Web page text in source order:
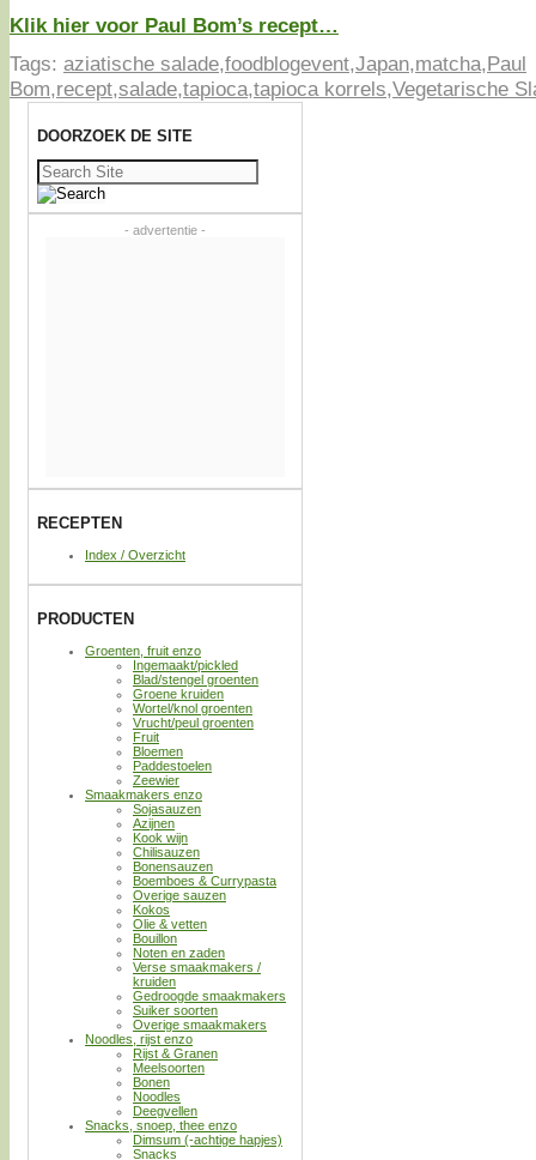
Klik hier voor Paul Bom’s recept…
Tags: aziatische salade,foodblogevent,Japan,matcha,Paul
Bom,recept,salade,tapioca,tapioca korrels,Vegetarische
DOORZOEK DE SITE
Zoeken
naar:
- advertentie -
RECEPTEN
Index / Overzicht
PRODUCTEN
Groenten, fruit enzo
Ingemaakt/pickled
Blad/stengel groenten
Groene kruiden
Wortel/knol groenten
Vrucht/peul groenten
Fruit
Bloemen
Paddestoelen
Zeewier
Smaakmakers enzo
Sojasauzen
Azijnen
Kook wijn
Chilisauzen
Bonensauzen
Boemboes & Currypasta
Overige sauzen
Kokos
Olie & vetten
Bouillon
Noten en zaden
Verse smaakmakers /
kruiden
Gedroogde smaakmakers
Suiker soorten
Overige smaakmakers
Noodles, rijst enzo
Rijst & Granen
Meelsoorten
Bonen
Noodles
Deegvellen
Snacks, snoep, thee enzo
Dimsum (-achtige hapjes)
Snacks